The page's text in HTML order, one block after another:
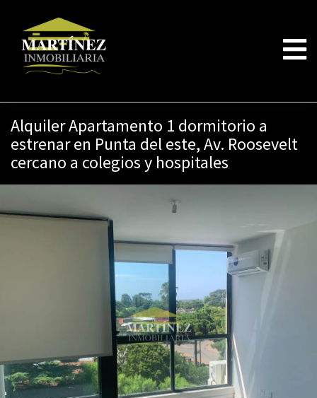
Alquiler Apartamento 1 dormitorio a
estrenar en Punta del este, Av. Roosevelt
cercano a colegios y hospitales